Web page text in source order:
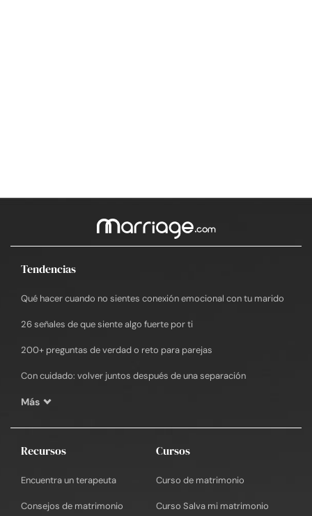
Tendencias
Qué hacer cuando no sientes conexión emocional con tu marido
26 señales de que siente algo fuerte por ti
200+ preguntas de verdad o reto para parejas
Con cuidado: volver juntos después de una separación
Más
Recursos
Encuentra un terapeuta
Consejos de matrimonio
Cursos
Curso de matrimonio
Curso Salva mi matrimonio